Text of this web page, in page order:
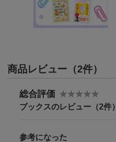
商品レビュー（2件）
総合評価
ブックスのレビュー（2件）
参考になった